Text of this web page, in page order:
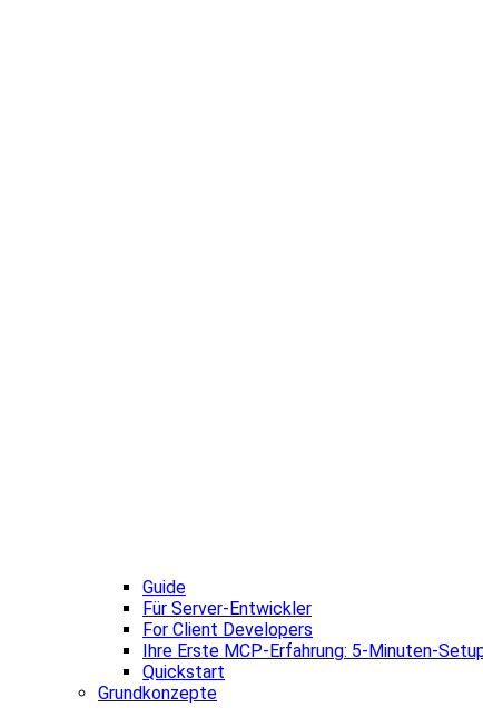
Guide
Für Server-Entwickler
For Client Developers
Ihre Erste MCP-Erfahrung: 5-Minuten-
Quickstart
Grundkonzepte